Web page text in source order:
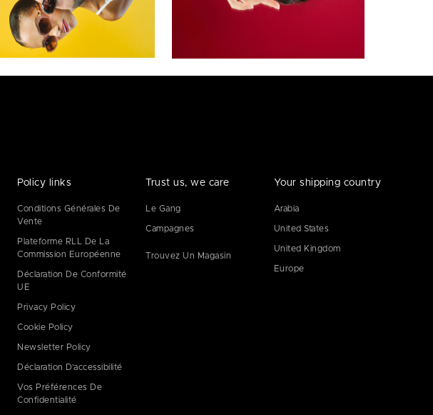
Policy links
Conditions Générales De
Vente
Plateforme RLL De La
Commission Européenne
Déclaration De Conformité
UE
Privacy Policy
Cookie Policy
Newsletter Policy
Déclaration D’accessibilité
Vos Préférences De
Confidentialité
Trust us, we care
Le Gang
Campagnes
Trouvez Un Magasin
Your shipping country
Arabia
United States
United Kingdom
Europe